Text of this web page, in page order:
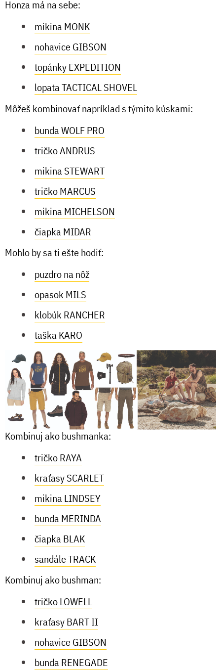
Honza má na sebe:
mikina MONK
nohavice GIBSON
topánky EXPEDITION
lopata TACTICAL SHOVEL
Môžeš kombinovať napríklad s týmito kúskami:
bunda WOLF PRO
tričko ANDRUS
mikina STEWART
tričko MARCUS
mikina MICHELSON
čiapka MIDAR
Mohlo by sa ti ešte hodiť:
puzdro na nôž
opasok MILS
klobúk RANCHER
taška KARO
Kombinuj ako bushmanka:
tričko RAYA
kraťasy SCARLET
mikina LINDSEY
bunda MERINDA
čiapka BLAK
sandále TRACK
Kombinuj ako bushman:
tričko LOWELL
kraťasy BART II
nohavice GIBSON
bunda RENEGADE